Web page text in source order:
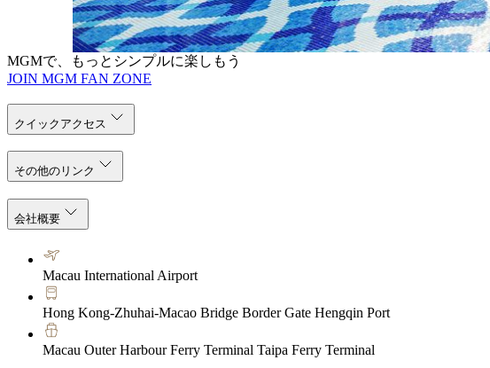
もっと読みます
MGMで、もっとシンプルに楽しもう
JOIN MGM FAN ZONE
クイックアクセス
その他のリンク
会社概要
Macau International Airport
Hong Kong-Zhuhai-Macao Bridge Border Gate Hengqin Port
Macau Outer Harbour Ferry Terminal Taipa Ferry Terminal